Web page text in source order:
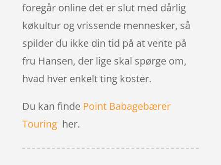
foregår online det er slut med dårlig
køkultur og vrissende mennesker, så
spilder du ikke din tid på at vente på
fru Hansen, der lige skal spørge om,
hvad hver enkelt ting koster.
Du kan finde Point Babagebærer
Touringher.